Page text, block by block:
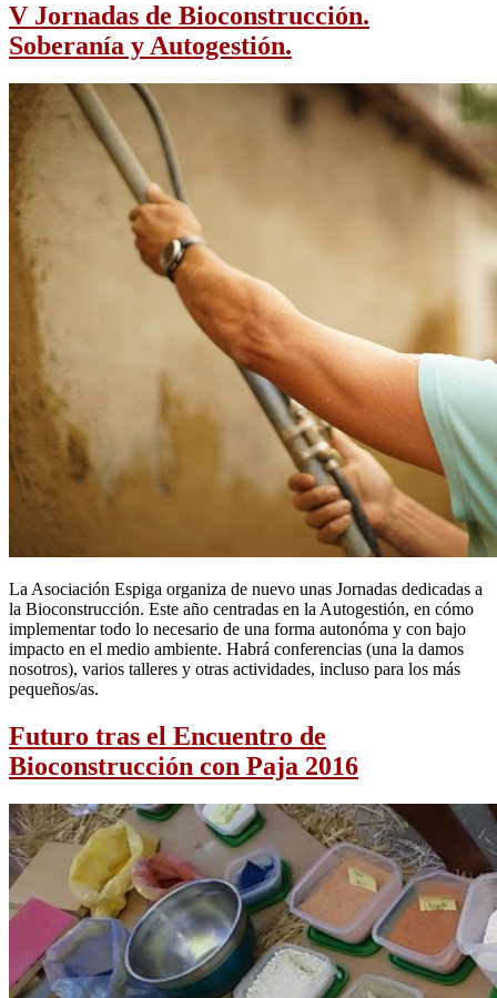
V Jornadas de Bioconstrucción.
Soberanía y Autogestión.
La Asociación Espiga organiza de nuevo unas Jornadas dedicadas a
la Bioconstrucción. Este año centradas en la Autogestión, en cómo
implementar todo lo necesario de una forma autonóma y con bajo
impacto en el medio ambiente. Habrá conferencias (una la damos
nosotros), varios talleres y otras actividades, incluso para los más
pequeños/as.
Futuro tras el Encuentro de
Bioconstrucción con Paja 2016